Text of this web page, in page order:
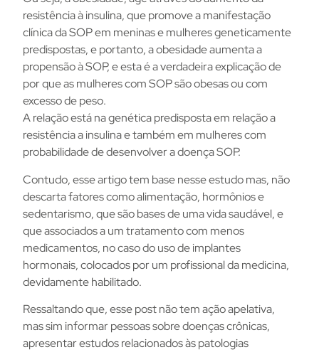
resistência à insulina, que promove a manifestação
clínica da SOP em meninas e mulheres geneticamente
predispostas, e portanto, a obesidade aumenta a
propensão à SOP, e esta é a verdadeira explicação de
por que as mulheres com SOP são obesas ou com
excesso de peso.
A relação está na genética predisposta em relação a
resistência a insulina e também em mulheres com
probabilidade de desenvolver a doença SOP.
Contudo, esse artigo tem base nesse estudo mas, não
descarta fatores como alimentação, hormônios e
sedentarismo, que são bases de uma vida saudável, e
que associados a um tratamento com menos
medicamentos, no caso do uso de implantes
hormonais, colocados por um profissional da medicina,
devidamente habilitado.
Ressaltando que, esse post não tem ação apelativa,
mas sim informar pessoas sobre doenças crônicas,
apresentar estudos relacionados às patologias